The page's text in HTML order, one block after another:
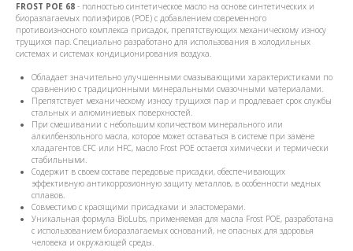
FROST POE 68 - полностью синтетическое масло на основе синтетических и
биоразлагаемых полиэфиров (POE) с добавлением современного
противоизносного комплекса присадок, препятствующих механическому износу
трущихся пар. Специально разработано для использования в холодильных
системах и системах кондиционирования воздуха.
Обладает значительно улучшенными смазывающими характеристиками по
сравнению с традиционными минеральными смазочными материалами.
Препятствует механическому износу трущихся пар и продлевает срок службы
стальных и алюминиевых поверхностей.
При смешивании с небольшим количеством минерального или
алкилбензольного масла, которое может оставаться в системе при замене
хладагентов CFC или HFC, масло Frost POE остается химически и термически
стабильными.
Содержит в своем составе передовые присадки, обеспечивающих
эффективную антикоррозионную защиту металлов, в особенности медных
сплавов.
Совместимо с красящими присадками и эластомерами.
Уникальная формула BioLubs, применяемая для масла Frost POE, разработана
с использованием биоразлагаемых оснований, не опасных для здоровья
человека и окружающей среды.